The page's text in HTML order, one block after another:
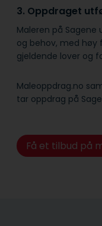
3. Oppdraget
Maleren på
og behov, med høy
gjeldende lover og
Maleoppdrag.no
tar oppdrag på
Få et tilbud på